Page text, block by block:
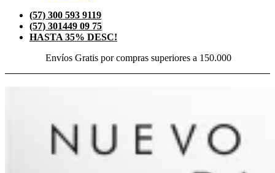
(57) 300 593 9119
(57) 301449 09 75
HASTA 35% DESC!
Envíos Gratis por compras superiores a 150.000